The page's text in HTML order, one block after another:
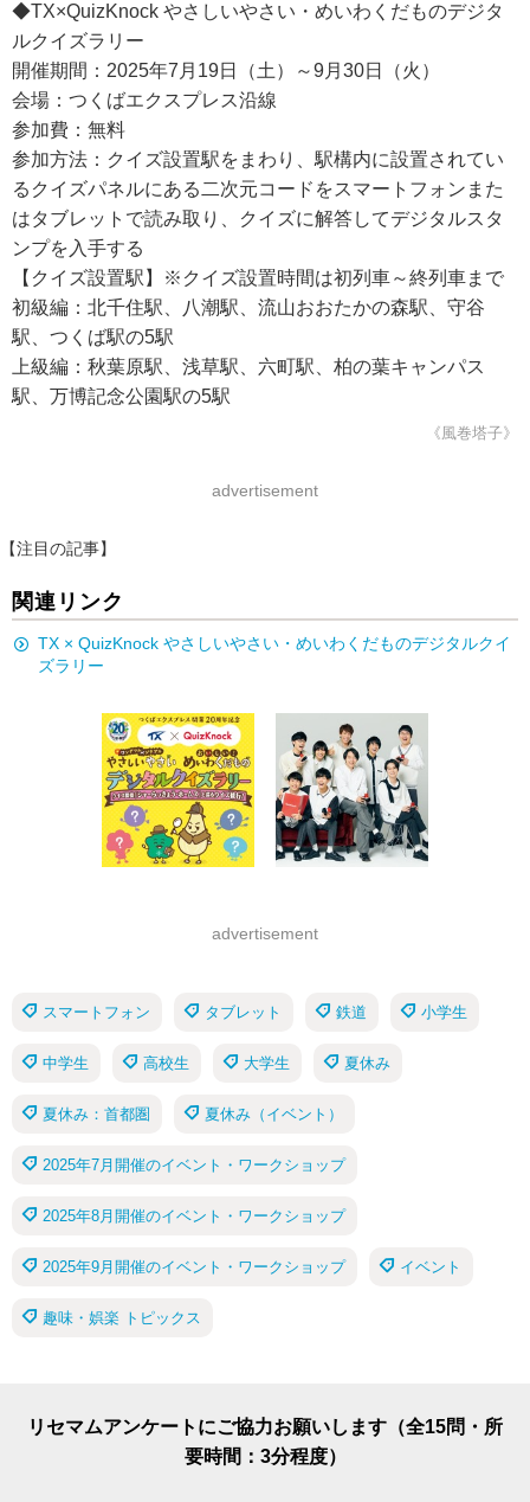
◆TX×QuizKnock やさしいやさい・めいわくだものデジタ
ルクイズラリー
開催期間：2025年7月19日（土）～9月30日（火）
会場：つくばエクスプレス沿線
参加費：無料
参加方法：クイズ設置駅をまわり、駅構内に設置されてい
るクイズパネルにある二次元コードをスマートフォンまた
はタブレットで読み取り、クイズに解答してデジタルスタ
ンプを入手する
【クイズ設置駅】※クイズ設置時間は初列車～終列車まで
初級編：北千住駅、八潮駅、流山おおたかの森駅、守谷
駅、つくば駅の5駅
上級編：秋葉原駅、浅草駅、六町駅、柏の葉キャンパス
駅、万博記念公園駅の5駅
《風巻塔子》
advertisement
【注目の記事】
関連リンク
TX × QuizKnock やさしいやさい・めいわくだものデジタルクイ
ズラリー
advertisement
スマートフォン タブレット 鉄道 小学生
中学生 高校生 大学生 夏休み
夏休み：首都圏 夏休み（イベント）
2025年7月開催のイベント・ワークショップ
2025年8月開催のイベント・ワークショップ
2025年9月開催のイベント・ワークショップ イベント
趣味・娯楽 トピックス
リセマムアンケートにご協力お願いします（全15問・所
要時間：3分程度）